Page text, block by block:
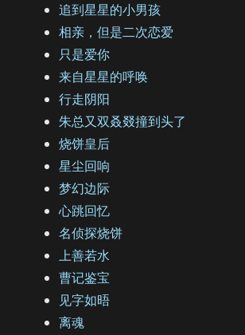
追到星星的小男孩
相亲，但是二次恋爱
只是爱你
来自星星的呼唤
行走阴阳
朱总又双叒叕撞到头了
烧饼皇后
星尘回响
梦幻边际
心跳回忆
名侦探烧饼
上善若水
曹记鉴宝
见字如晤
离魂